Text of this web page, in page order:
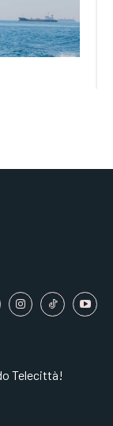
Telecittà!